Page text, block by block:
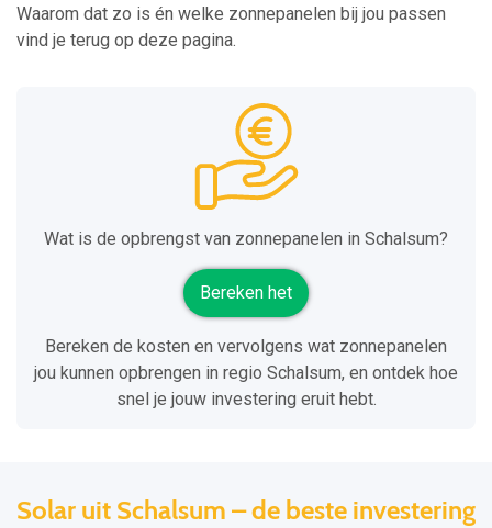
Waarom dat zo is én welke zonnepanelen bij jou passen
vind je terug op deze pagina.
Wat is de opbrengst van zonnepanelen in Schalsum?
Bereken het
Bereken de kosten en vervolgens wat zonnepanelen
jou kunnen opbrengen in regio Schalsum, en ontdek hoe
snel je jouw investering eruit hebt.
Solar uit Schalsum – de beste investering